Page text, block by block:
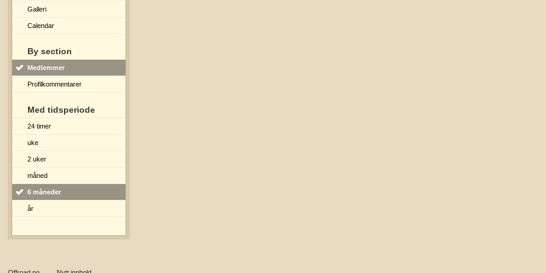
Galleri
Calendar
By section
Medlemmer
Profilkommentarer
Med tidsperiode
24 timer
uke
2 uker
måned
6 måneder
år